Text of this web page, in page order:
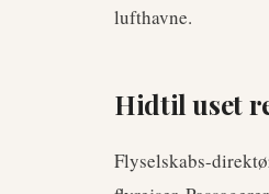
lufthavne.
Hidtil uset
Flyselskabs-